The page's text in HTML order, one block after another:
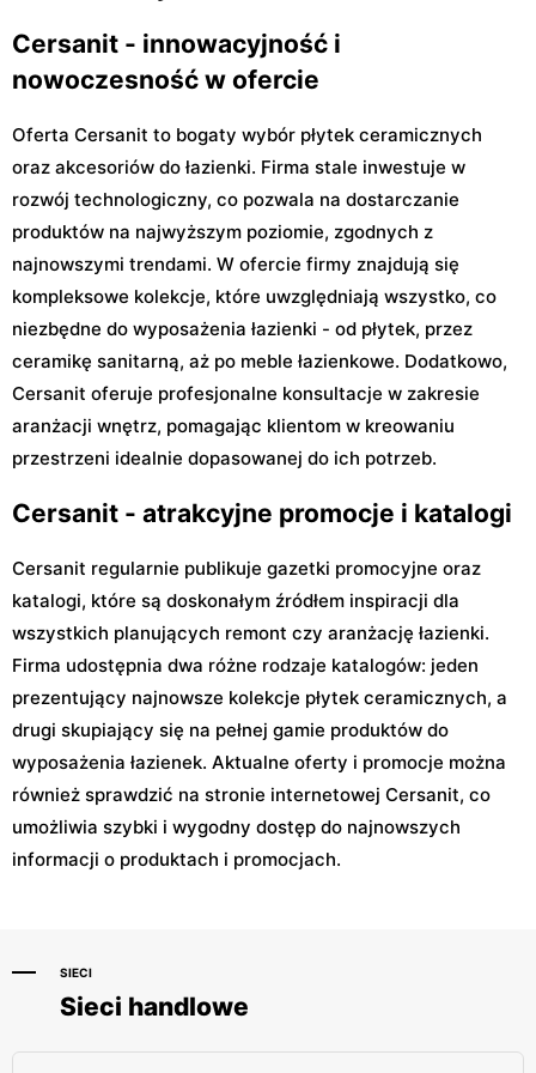
Cersanit - innowacyjność i
nowoczesność w ofercie
Oferta Cersanit to bogaty wybór płytek ceramicznych
oraz akcesoriów do łazienki. Firma stale inwestuje w
rozwój technologiczny, co pozwala na dostarczanie
produktów na najwyższym poziomie, zgodnych z
najnowszymi trendami. W ofercie firmy znajdują się
kompleksowe kolekcje, które uwzględniają wszystko, co
niezbędne do wyposażenia łazienki - od płytek, przez
ceramikę sanitarną, aż po meble łazienkowe. Dodatkowo,
Cersanit oferuje profesjonalne konsultacje w zakresie
aranżacji wnętrz, pomagając klientom w kreowaniu
przestrzeni idealnie dopasowanej do ich potrzeb.
Cersanit - atrakcyjne promocje i katalogi
Cersanit regularnie publikuje gazetki promocyjne oraz
katalogi, które są doskonałym źródłem inspiracji dla
wszystkich planujących remont czy aranżację łazienki.
Firma udostępnia dwa różne rodzaje katalogów: jeden
prezentujący najnowsze kolekcje płytek ceramicznych, a
drugi skupiający się na pełnej gamie produktów do
wyposażenia łazienek. Aktualne oferty i promocje można
również sprawdzić na stronie internetowej Cersanit, co
umożliwia szybki i wygodny dostęp do najnowszych
informacji o produktach i promocjach.
SIECI
Sieci handlowe